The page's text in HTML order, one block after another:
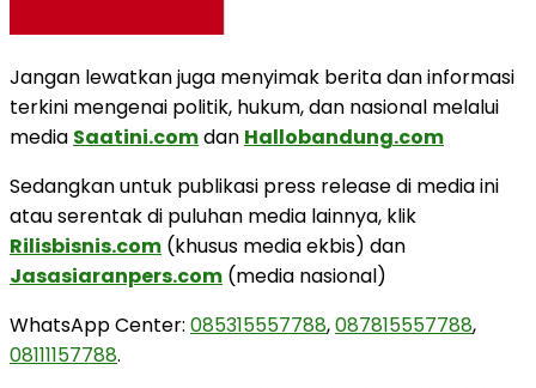
Jangan lewatkan juga menyimak berita dan informasi
terkini mengenai politik, hukum, dan nasional melalui
media Saatini.comdan Hallobandung.com
Sedangkan untuk publikasi press release di media ini
atau serentak di puluhan media lainnya, klik
Rilisbisnis.com (khusus media ekbis) dan
Jasasiaranpers.com (media nasional)
WhatsApp Center: 085315557788,087815557788,
08111157788.